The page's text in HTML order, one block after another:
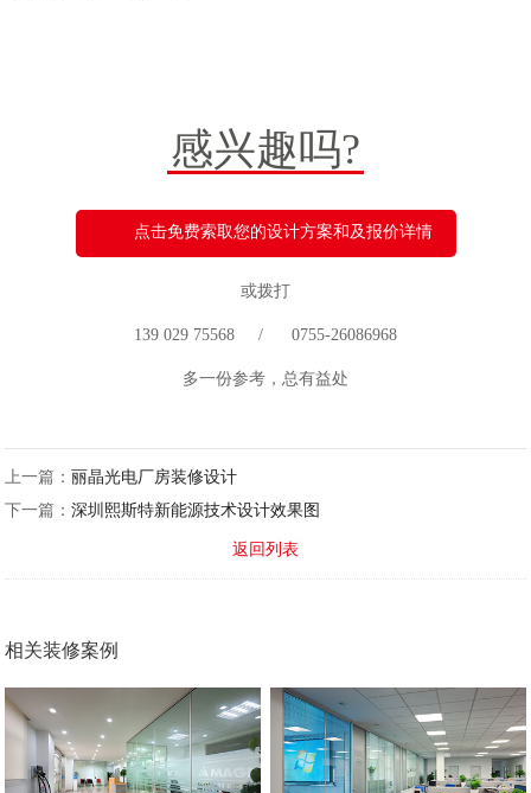
感兴趣吗?
点击免费索取您的设计方案和及报价详情
或拨打
139 029 75568 / 0755-26086968
多一份参考，总有益处
上一篇： 丽晶光电厂房装修设计
下一篇：深圳熙斯特新能源技术设计效果图
返回列表
相关装修案例